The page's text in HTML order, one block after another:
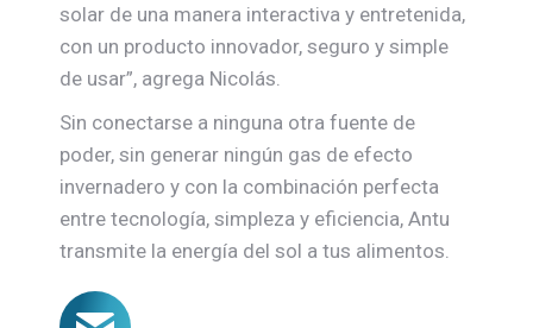
solar de una manera interactiva y entretenida,
con un producto innovador, seguro y simple
de usar”, agrega Nicolás.
Sin conectarse a ninguna otra fuente de
poder, sin generar ningún gas de efecto
invernadero y con la combinación perfecta
entre tecnología, simpleza y eficiencia, Antu
transmite la energía del sol a tus alimentos.